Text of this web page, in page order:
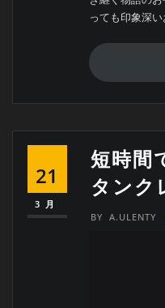
き継ぐ物語の
っても印象深い
21
3月
短時間
タンク